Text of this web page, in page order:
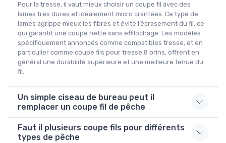
Pour la tresse, il vaut mieux choisir un coupe fil avec des
lames très dures et idéalement micro crantées. Ce type de
lames agrippe mieux les fibres et évite l’écrasement du fil, ce
qui garantit une coupe nette sans effilochage. Les modèles
spécifiquement annoncés comme compatibles tresse, et en
particulier comme coupe fils pour tresse 8 brins, offrent en
général une durabilité supérieure et une meilleure tenue du
fil.
Un simple ciseau de bureau peut il
remplacer un coupe fil de pêche
Faut il plusieurs coupe fils pour différents
types de pêche